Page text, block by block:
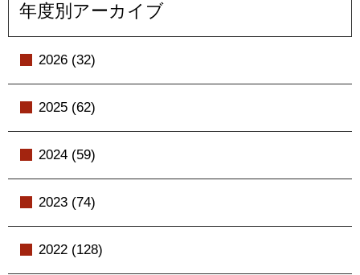
年度別アーカイブ
2026 (32)
2025 (62)
2024 (59)
2023 (74)
2022 (128)